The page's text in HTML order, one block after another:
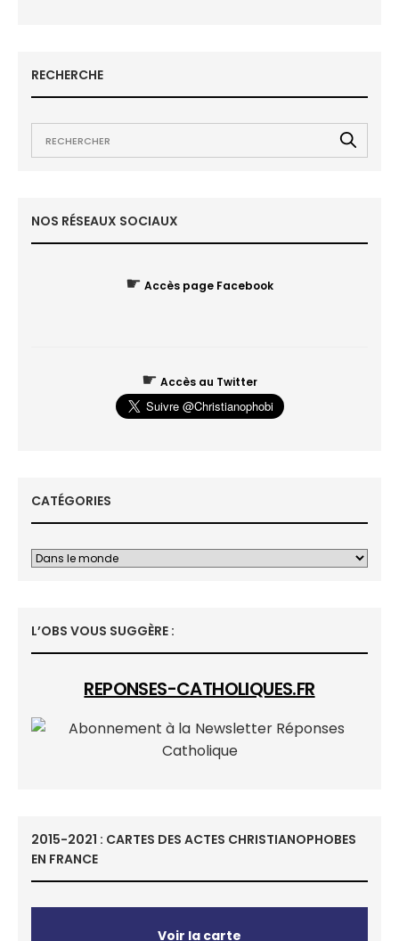
RECHERCHE
NOS RÉSEAUX SOCIAUX
☛ Accès page Facebook
☛ Accès au Twitter
CATÉGORIES
L’OBS VOUS SUGGÈRE :
REPONSES-CATHOLIQUES.FR
2015-2021 : CARTES DES ACTES CHRISTIANOPHOBES
EN FRANCE
Voir la carte